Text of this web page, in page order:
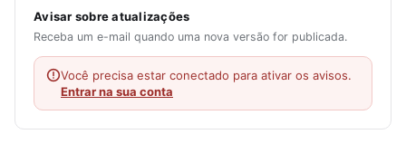
Avisar sobre atualizações
Receba um e-mail quando uma nova versão for publicada.
Você precisa estar conectado para ativar os avisos.
Entrar na sua conta